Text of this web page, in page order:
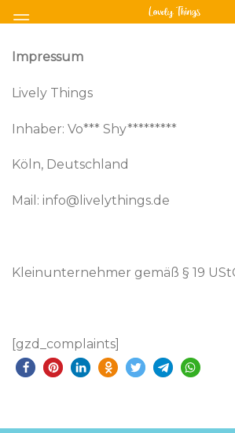
content
Impressum
Lively Things
Inhaber: Vo*** Shy*********
Köln, Deutschland
Mail: info@livelythings.de
Kleinunternehmer gemäß § 19
[gzd_complaints]